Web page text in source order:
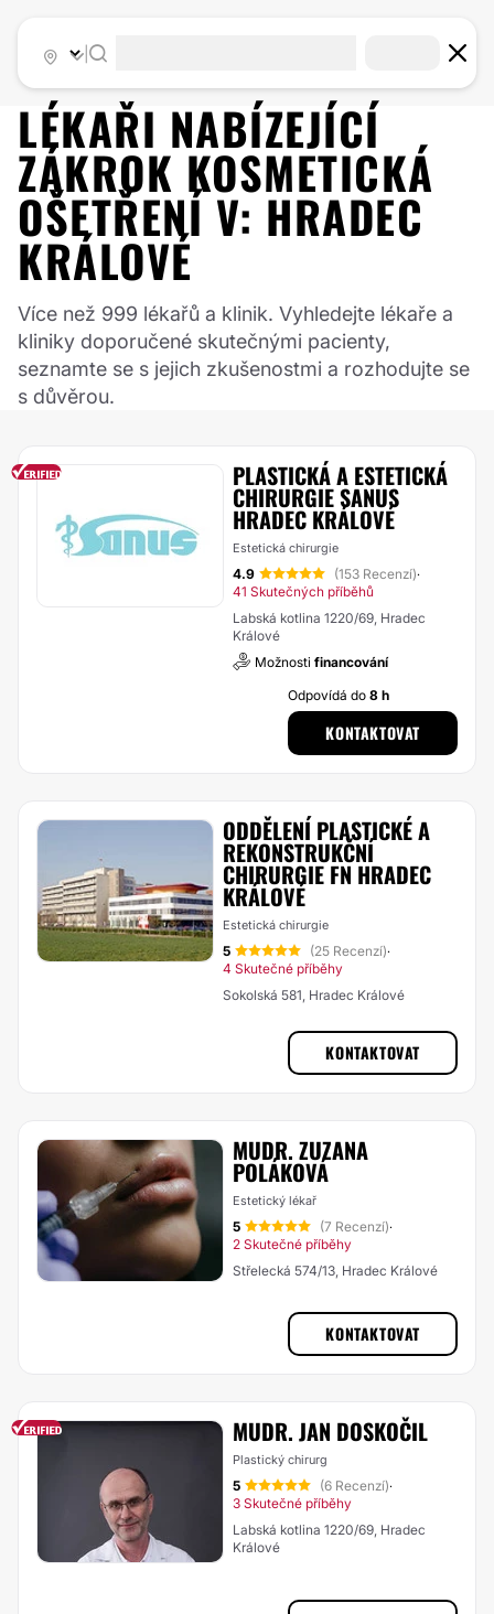
LÉKAŘI NABÍZEJÍCÍ
ZÁKROK KOSMETICKÁ
OŠETŘENÍ V: HRADEC
KRÁLOVÉ
Více než 999 lékařů a klinik. Vyhledejte lékaře a
kliniky doporučené skutečnými pacienty,
seznamte se s jejich zkušenostmi a rozhodujte se
s důvěrou.
PLASTICKÁ A ESTETICKÁ
CHIRURGIE SANUS
HRADEC KRÁLOVÉ
Estetická chirurgie
4.9 (153 Recenzí)·
41 Skutečných příběhů
Labská kotlina 1220/69, Hradec
Králové
Možnosti financování
Odpovídá do8 h
KONTAKTOVAT
ODDĚLENÍ PLASTICKÉ A
REKONSTRUKČNÍ
CHIRURGIE FN HRADEC
KRÁLOVÉ
Estetická chirurgie
5 (25 Recenzí)·
4 Skutečné příběhy
Sokolská 581, Hradec Králové
KONTAKTOVAT
MUDR. ZUZANA
POLÁKOVÁ
Estetický lékař
5 (7 Recenzí)·
2 Skutečné příběhy
Střelecká 574/13, Hradec Králové
KONTAKTOVAT
MUDR. JAN DOSKOČIL
Plastický chirurg
5 (6 Recenzí)·
3 Skutečné příběhy
Labská kotlina 1220/69, Hradec
Králové